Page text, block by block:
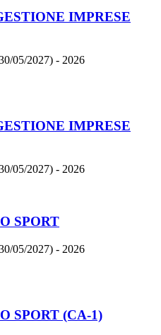
IMPRESE
05/2027) - 2026
IMPRESE
05/2027) - 2026
SPORT
05/2027) - 2026
SPORT (CA-1)